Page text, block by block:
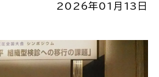
2026年01月13日